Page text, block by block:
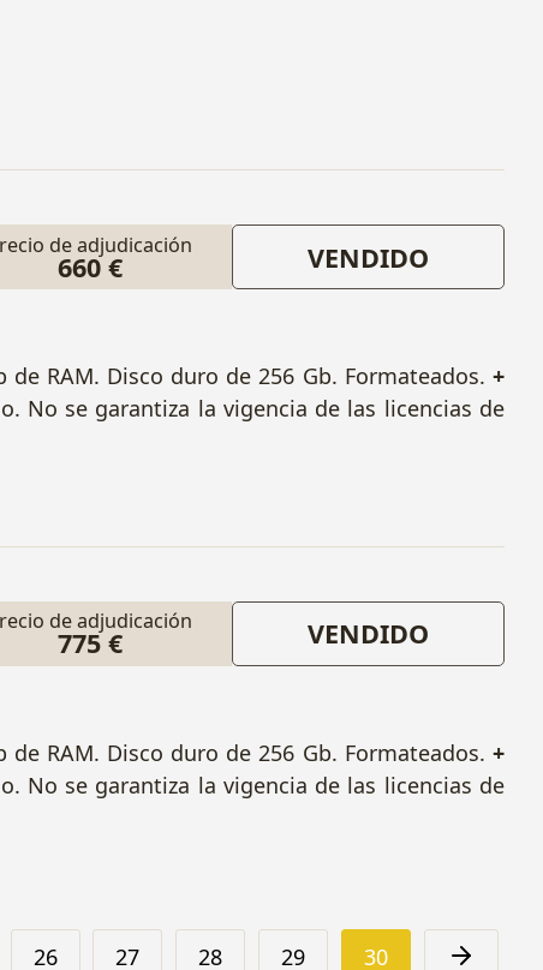
de adjudicación
660 € VENDIDO
RAM. Disco duro de 256 Gb. Formateados. +
No se garantiza la vigencia de las licencias de
de adjudicación
775 € VENDIDO
RAM. Disco duro de 256 Gb. Formateados. +
No se garantiza la vigencia de las licencias de
26 27 28 29 30